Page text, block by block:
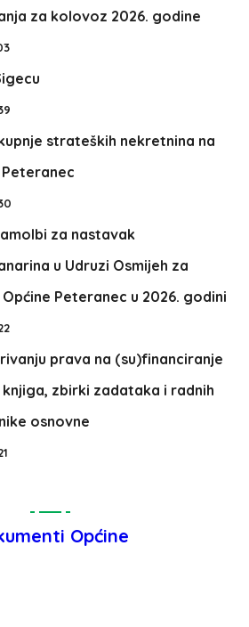
za kolovoz 2026. godine
strateških nekretnina na
za nastavak
u Udruzi Osmijeh za
Peteranec u 2026. godini
prava na (su)financiranje
zbirki zadataka i radnih
osnovne
Općine